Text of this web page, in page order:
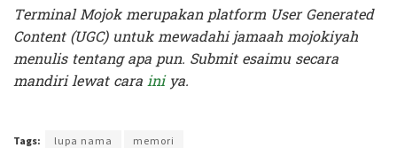
Terminal Mojok merupakan platform User Generated
Content (UGC) untuk mewadahi jamaah mojokiyah
menulis tentang apa pun. Submit esaimu secara
mandiri lewat carainiya.
Tags: lupa nama memori